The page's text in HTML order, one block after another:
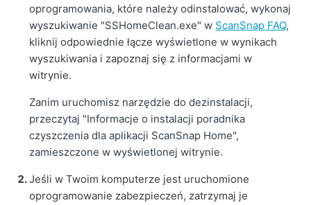
oprogramowania, które należy odinstalować, wykonaj
wyszukiwanie "SSHomeClean.exe" w ScanSnap FAQ,
kliknij odpowiednie łącze wyświetlone w wynikach
wyszukiwania i zapoznaj się z informacjami w
witrynie.
Zanim uruchomisz narzędzie do dezinstalacji,
przeczytaj "Informacje o instalacji poradnika
czyszczenia dla aplikacji ScanSnap Home",
zamieszczone w wyświetlonej witrynie.
Jeśli w Twoim komputerze jest uruchomione
oprogramowanie zabezpieczeń, zatrzymaj je